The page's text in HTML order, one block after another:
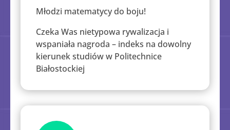
Młodzi matematycy do boju!
Czeka Was nietypowa rywalizacja i
wspaniała nagroda – indeks na dowolny
kierunek studiów w Politechnice
Białostockiej